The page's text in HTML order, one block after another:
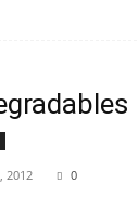
2012 0